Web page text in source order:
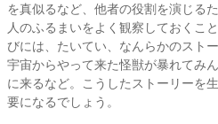
を真似るなど、他者の役割を演じる
人のふるまいをよく観察しておくこ
びには、たいてい、なんらかのスト
宇宙からやって来た怪獣が暴れてみ
に来るなど。こうしたストーリーを
要になるでしょう。